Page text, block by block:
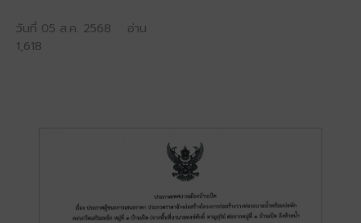
วันที่ 05 ส.ค. 2568 อ่าน
1,618